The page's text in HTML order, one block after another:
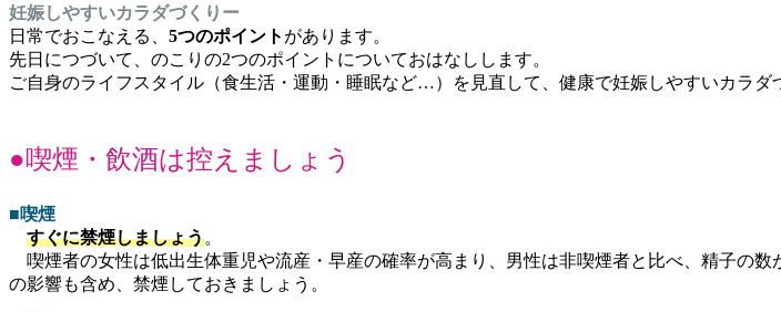
妊娠しやすいカラダづくりー
日常でおこなえる、 5つのポイント があります。
先日につづいて、のこりの2つのポイントについておはなしします。
ご自身のライフスタイル（食生活・運動・睡眠など…）を見直して、健康で妊娠しやすいカラダ
●喫煙・飲酒は控えましょう
■喫煙
すぐに禁煙しましょう。
喫煙者の女性は低出生体重児や流産・早産の確率が高まり、男性は非喫煙者と比べ、精子の
の影響も含め、禁煙しておきましょう。